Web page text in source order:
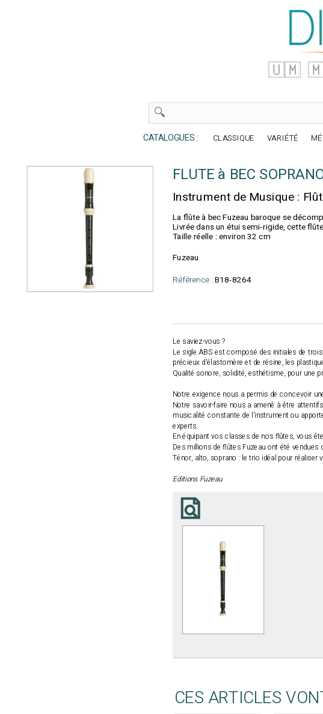
🇺🇲
CATALOGUES : CLASSIQUE VARIÉTÉ
FLUTE à BEC
Instrument de Musique :
La flûte à bec Fuzeau baroque se
Livrée dans un étui semi-rigide, cette
Taille réelle : environ 32 cm
Fuzeau
Référence : B18-8264
Le saviez-vous ?
Le sigle ABS est composé des initiales de
précieux d'élastomère et de résine, les
Qualité sonore, solidité, esthétisme, pour une
Notre exigence nous a permis de concevoir
Notre savoir-faire nous a amené à être
musicalité constante de l'instrument ou
experts.
En équipant vos classes de nos flûtes, vous
Des millions de flûtes Fuzeau ont été vendues
Ténor, alto, soprano : le trio idéal pour
Editions Fuzeau
CES ARTICLES